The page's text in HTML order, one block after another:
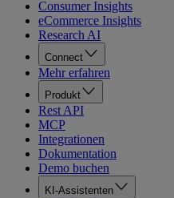
Consumer Insights
eCommerce Insights
Research AI
Connect
Mehr erfahren
Produkt
Rest API
MCP
Integrationen
Dokumentation
Demo buchen
KI-Assistenten